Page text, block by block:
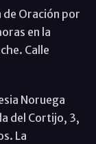
de Oración por
en la
Calle
Noruega
del Cortijo, 3,
La